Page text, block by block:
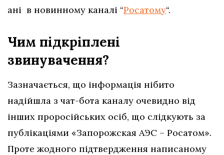
ані в новинному каналі “Росатому“.
Чим підкріплені
звинувачення?
Зазначається, що інформація нібито
надійшла з чат-бота каналу очевидно від
інших проросійських осіб, що слідкують за
публікаціями «Запорожская АЭС – Росатом».
Проте жодного підтвердження написаному